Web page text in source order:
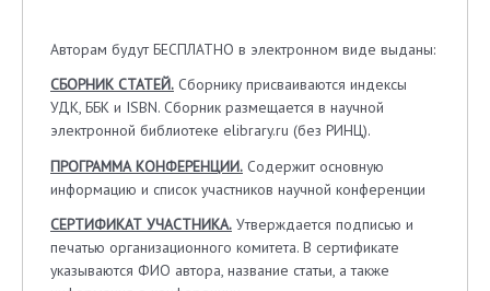
Авторам будут БЕСПЛАТНО в электронном виде выданы:
СБОРНИК СТАТЕЙ. Сборнику присваиваются индексы
УДК, ББK и ISBN. Сборник размещается в научной
электронной библиотеке elibrary.ru (без РИНЦ).
ПРОГРАММА КОНФЕРЕНЦИИ. Содержит основную
информацию и список участников научной конференции
СЕРТИФИКАТ УЧАСТНИКА. Утверждается подписью и
печатью организационного комитета. В сертификате
указываются ФИО автора, название статьи, а также